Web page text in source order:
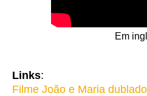
Em
Links:
Filme João e Maria